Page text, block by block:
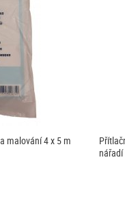
malování 4 x 5 m
nářadí